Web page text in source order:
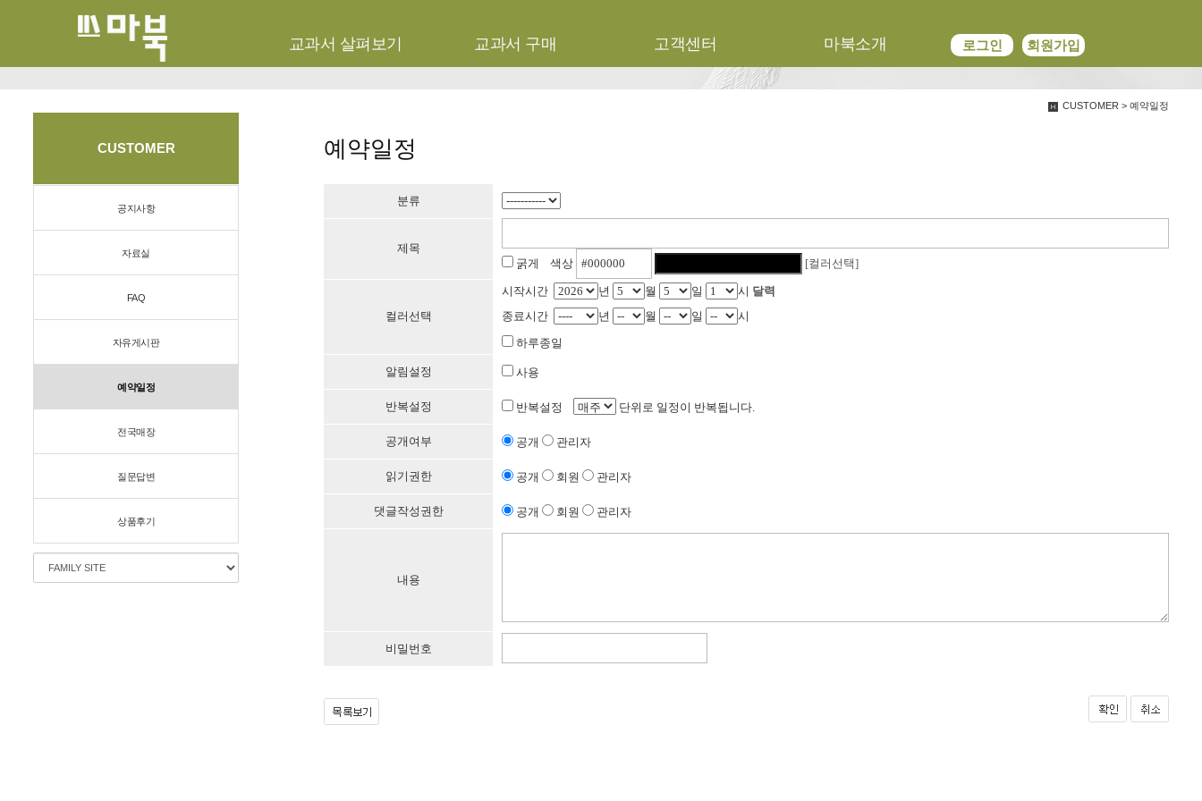
교과서 살펴보기 교과서 구매 고객센터 마북소개 로그인 회원가입
We have created a awesome theme
Far far away,behind the word mountains, far from the countries
CUSTOMER > 예약일정
CUSTOMER
공지사항
자료실
FAQ
자유게시판
예약일정
전국매장
질문답변
상품후기
예약일정
분류
제목
굵게 색상
[컬러선택]
컬러선택
시작시간 년 월 일 시 달력
종료시간
년 월 일
시
하루종일
알림설정 사용
반복설정 반복설정 단위로 일정이 반복됩니다.
공개여부 공개 관리자
읽기권한 공개 회원 관리자
댓글작성권한 공개 회원 관리자
내용
비밀번호